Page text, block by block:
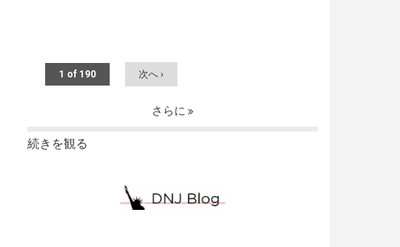
1 of 190 次へ ›
さらに
続きを観る